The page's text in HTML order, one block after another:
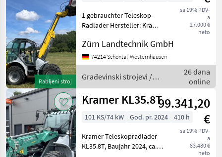
Rabljeni stroj
sa 19% PDV-
a
27.000 €
neto
1 gebrauchter Teleskop-
Radlader Hersteller: Kramer
Betriebsstunden: ca. 7400 h
Im April 2025 vor ca. 250 h
neuen Tauschmotor
bekommen
Zürn Landtechnik GmbH
74214 Schöntal-Westernhausen
Građevinski strojevi /
Kramer
26 dana
online
Kramer KL35.8T99.341,20
€
sa 19% PDV-
a
83.480 €
neto
101 KS/74 kW God. pr. 2024 410 h
Kramer Teleskopradlader
KL35.8T, Baujahr 2024, ca.